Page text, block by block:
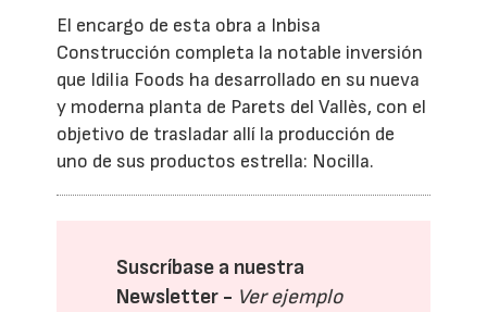
El encargo de esta obra a Inbisa
Construcción completa la notable inversión
que Idilia Foods ha desarrollado en su nueva
y moderna planta de Parets del Vallès, con el
objetivo de trasladar allí la producción de
uno de sus productos estrella: Nocilla.
Suscríbase a nuestra
Newsletter - Ver ejemplo